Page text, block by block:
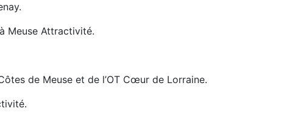
Meuse Attractivité.
de Meuse et de l’OT Cœur de Lorraine.